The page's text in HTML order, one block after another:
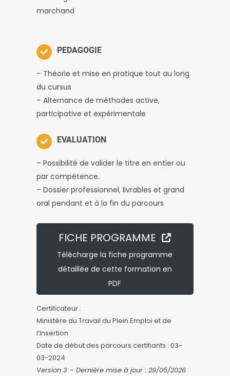
marchand
PEDAGOGIE
– Théorie et mise en pratique tout au long
du cursus
– Alternance de méthodes active,
participative et expérimentale
EVALUATION
– Possibilité de valider le titre en entier ou
par compétence.
– Dossier professionnel, livrables et grand
oral pendant et à la fin du parcours
FICHE PROGRAMME
Télécharge la fiche programme
détaillée de cette formation en
PDF
Certificateur :
Ministère du Travail du Plein Emploi et de
l’Insertion
Date de début des parcours certifiants : 03-
03-2024
Version 3 – Dernière mise à jour : 29/05/2026